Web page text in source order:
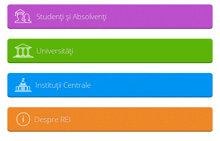
Studenţi şi Absolvenţi
Universităţi
Instituţii Centrale
Despre REI